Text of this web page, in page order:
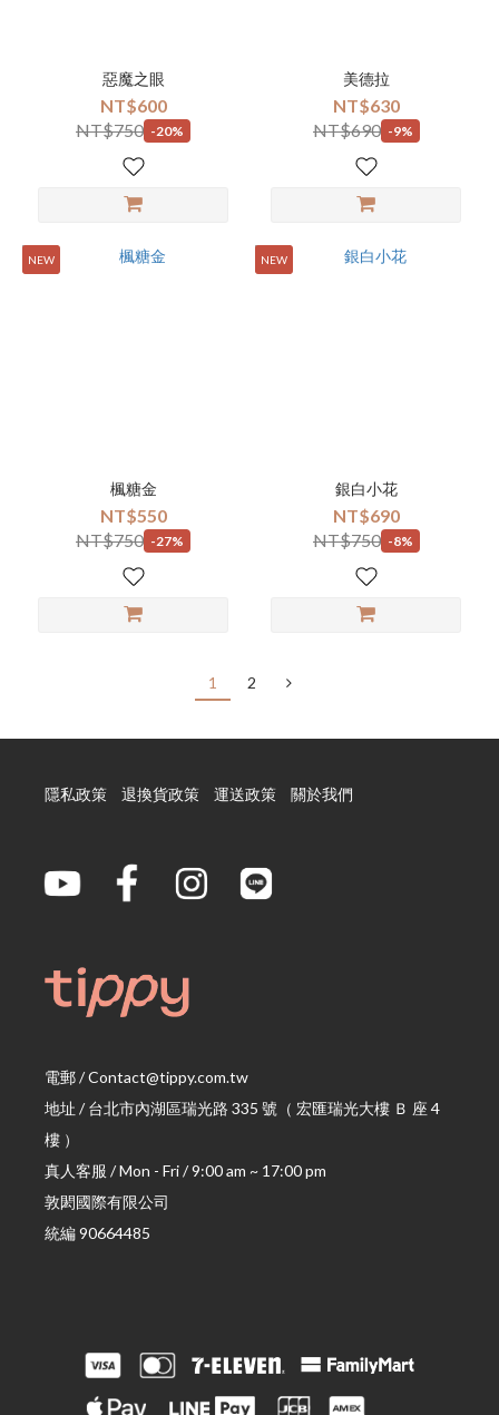
惡魔之眼
NT$600
NT$750 -20%
美德拉
NT$630
NT$690 -9%
NEW
楓糖金
NT$550
NT$750 -27%
NEW
銀白小花
NT$690
NT$750 -8%
1 2
隱私政策 退換貨政策 運送政策 關於我們
電郵 / Contact@tippy.com.tw
地址 / 台北市內湖區瑞光路 335 號 （ 宏匯瑞光大樓 Ｂ 座 4
樓 ）
真人客服 / Mon - Fri / 9:00 am ~ 17:00 pm
敦閎國際有限公司
統編 90664485